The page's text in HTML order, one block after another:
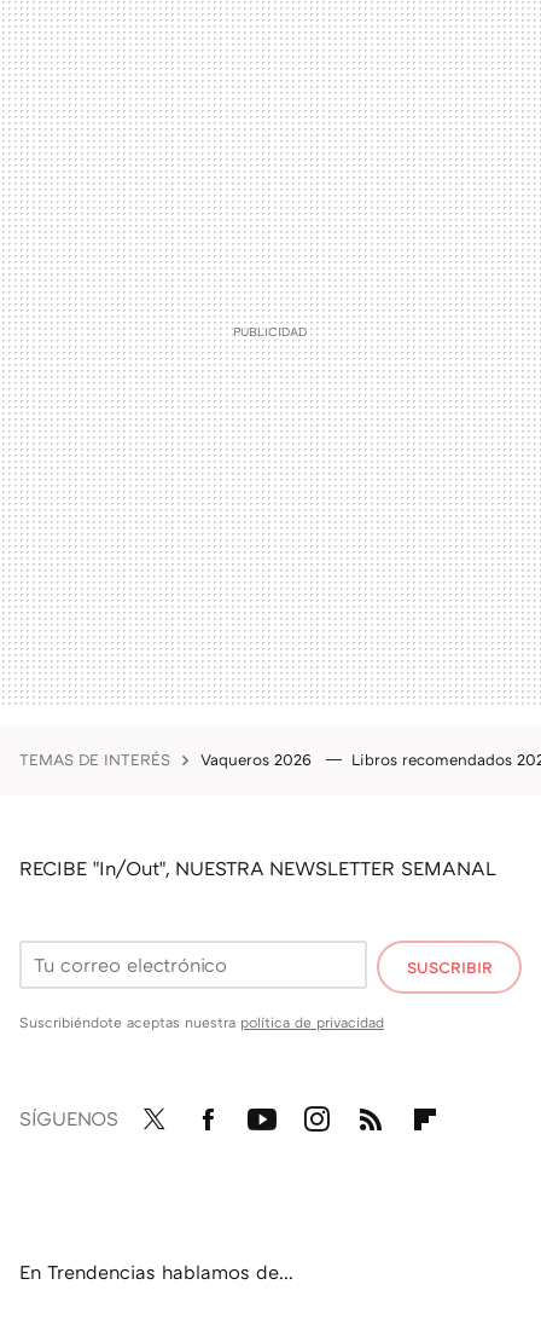
TEMAS DE INTERÉS Vaqueros 2026 Libros recomendados
RECIBE "In/Out", NUESTRA NEWSLETTER SEMANAL
SUSCRIBIR
Suscribiéndote aceptas nuestra política de privacidad
SÍGUENOS
En Trendencias hablamos de...